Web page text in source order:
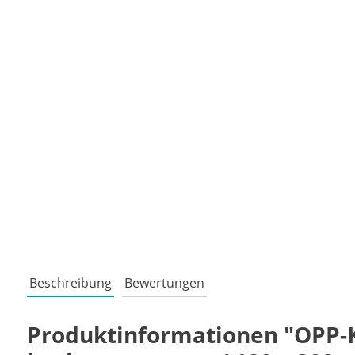
Beschreibung Bewertungen
Produktinformationen